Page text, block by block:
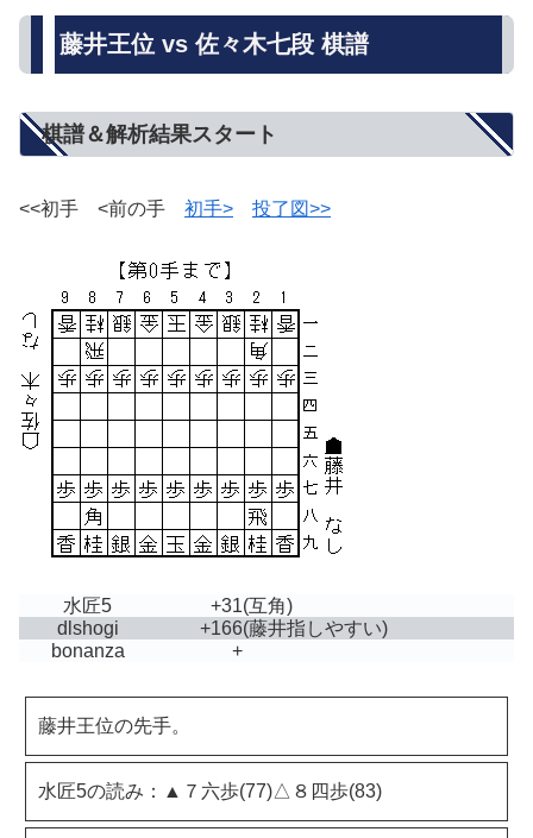
藤井王位 vs 佐々木七段 棋譜
棋譜＆解析結果スタート
<<初手 <前の手 初手> 投了図>>
水匠5 +31(互角)
dlshogi
+166(藤井指しやすい)
bonanza
+
藤井王位の先手。
水匠5の読み：▲７六歩(77)△８四歩(83)